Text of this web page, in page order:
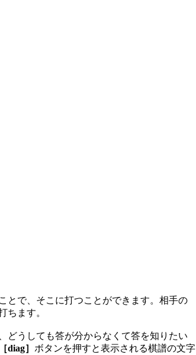
とで、そこに打つことができます。相手の
ちます。
どうしても答が分からなくて答を知りたい
［diag］ ボタンを押すと表示される棋譜の文字